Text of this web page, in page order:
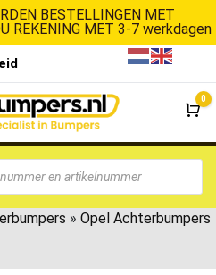
BESTELLINGEN MET
REKENING MET 3-7 werkdagen
0
» Opel Achterbumpers